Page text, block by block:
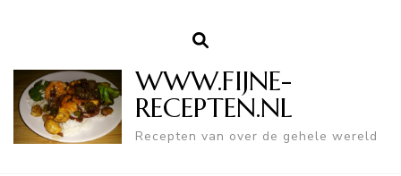
WWW.FIJNE-
RECEPTEN.NL
Recepten van over de gehele wereld